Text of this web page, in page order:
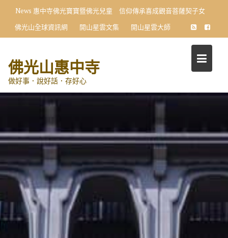
content
News 惠中寺佛光寶寶暨佛光兒童 信仰傳承喜成觀音菩薩契子女
佛光山全球資訊網
開山星雲文集 開山星雲大師
佛光山惠中寺
做好事．說好話．存好心